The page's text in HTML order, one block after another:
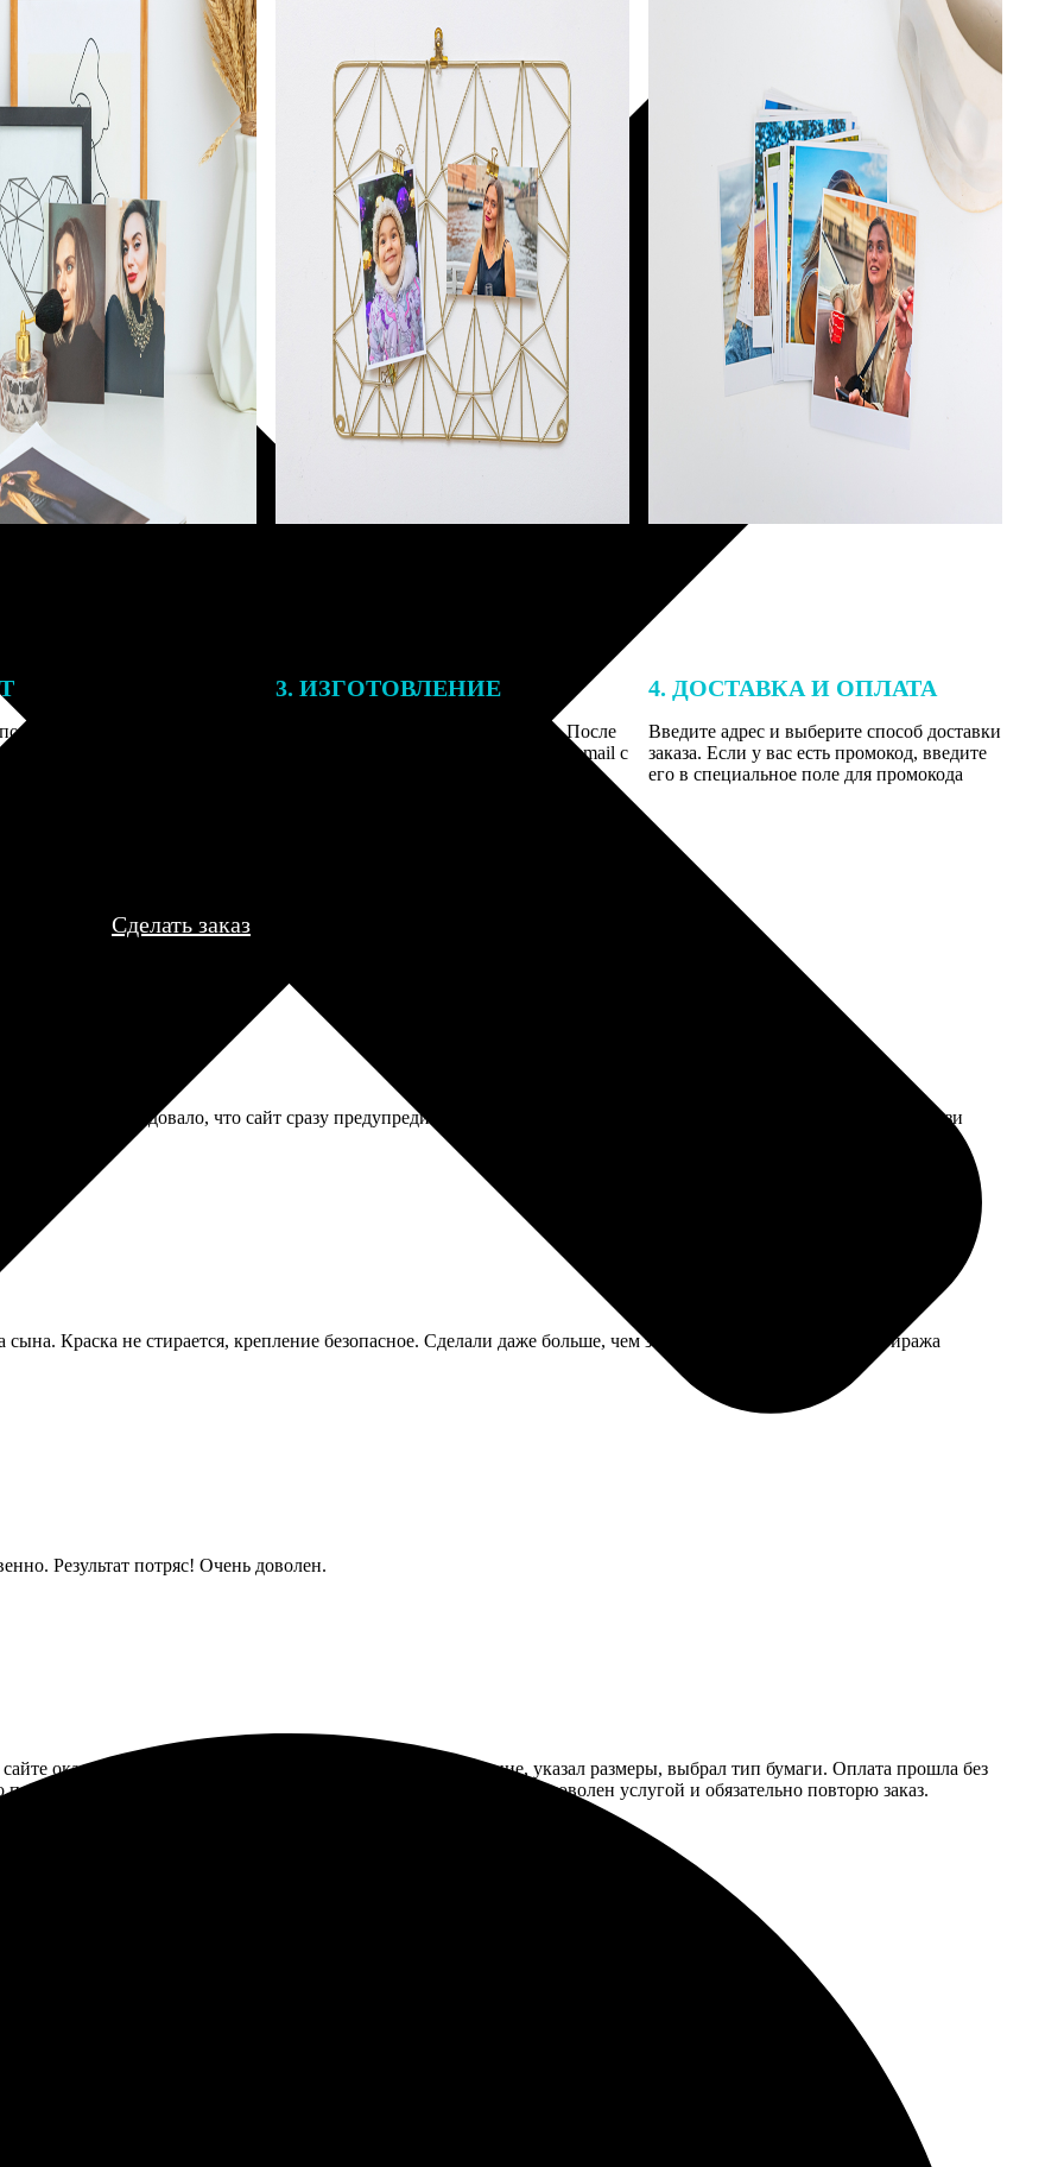
заказа к печати
могут связаться с Вами
телефону или email для
деталей.
3. ИЗГОТОВЛЕНИЕ
Оплатите заказ банковской картой. После
оплаты получите подтверждение на email с
описанием заказа. Когда отправим заказ
4. ДОСТАВКА И ОПЛАТА
Введите адрес и выберите способ доставки
заказа. Если у вас есть промокод, введите
его в специальное поле для промокода
Сделать заказ
интерьера. Порадовало, что сайт сразу предупредил о низком разрешении моего файла. Сделали как смогли, вблизи
сына. Краска не стирается, крепление безопасное. Сделали даже больше, чем заказывала, видимо, остатки тиража
Результат потряс! Очень доволен.
оказался простым и интуитивным. Загрузил изображение, указал размеры, выбрал тип бумаги. Оплата прошла без
порадовало, детали четкие, цвета яркие. В общем, остался доволен услугой и обязательно повторю заказ.
сделали отлично. Получил результат через два дня, всё устроило!